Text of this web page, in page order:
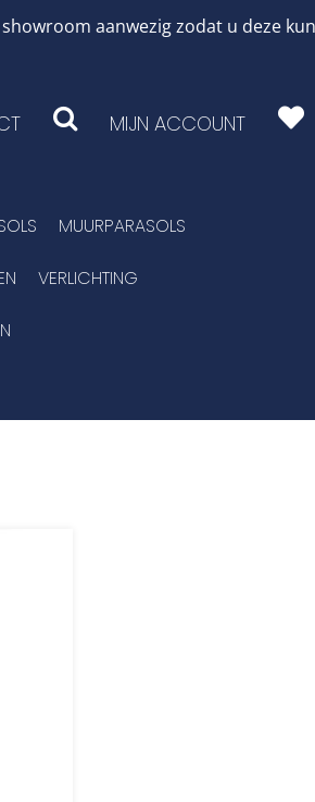
aanwezig zodat u deze
MIJN ACCOUNT
MUURPARASOLS
VERLICHTING